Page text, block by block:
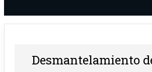
Desmantelamiento